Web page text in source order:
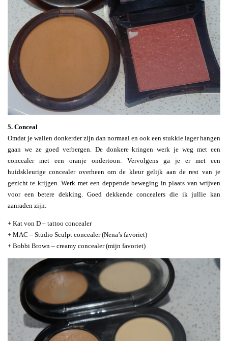
5. Conceal
Omdat je wallen donkerder zijn dan normaal en ook een stukkie lager hangen
gaan we ze goed verbergen. De donkere kringen werk je weg met een
concealer met een oranje ondertoon. Vervolgens ga je er met een
huidskleurige concealer overheen om de kleur gelijk aan de rest van je
gezicht te krijgen. Werk met een deppende beweging in plaats van wrijven
voor een betere dekking. Goed dekkende concealers die ik jullie kan
aanraden zijn:
+ Kat von D – tattoo concealer
+ MAC – Studio Sculpt concealer (Nena’s favoriet)
+ Bobbi Brown – creamy concealer (mijn favoriet)